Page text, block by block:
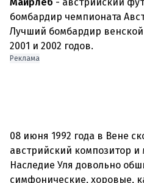
бомбардир чемпионата
Лучший бомбардир венской
2001 и 2002 годов.
Реклама
08 июня 1992 года в Вене
австрийский композитор и
Наследие Уля довольно
симфонические, хоровые,